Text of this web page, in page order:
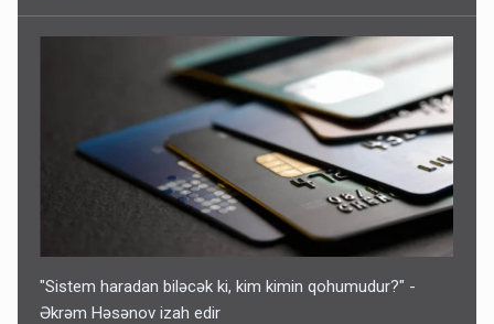
"Sistem haradan biləcək ki, kim kimin qohumudur?" -
Əkrəm Həsənov izah edir